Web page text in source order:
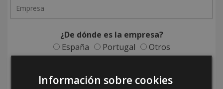
¿De dónde es la empresa?
España
Portugal Otros
Información sobre cookies